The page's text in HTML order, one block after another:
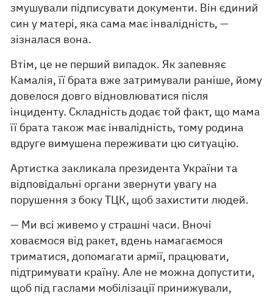
змушували підписувати документи. Він єдиний
син у матері, яка сама має інвалідність, —
зізналася вона.
Втім, це не перший випадок. Як запевняє
Камалія, її брата вже затримували раніше, йому
довелося довго відновлюватися після
інциденту. Складність додає той факт, що мама
її брата також має інвалідність, тому родина
вдруге вимушена переживати цю ситуацію.
Артистка закликала президента України та
відповідальні органи звернути увагу на
порушення з боку ТЦК, щоб захистити людей.
— Ми всі живемо у страшні часи. Вночі
ховаємося від ракет, вдень намагаємося
триматися, допомагати армії, працювати,
підтримувати країну. Але не можна допустити,
щоб під гаслами мобілізації принижували,